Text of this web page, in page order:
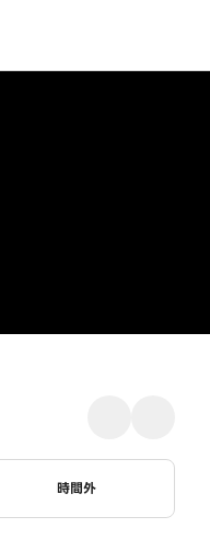
ステータス
時間外